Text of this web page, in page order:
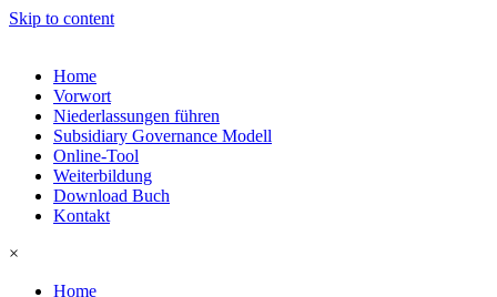
Skip to content
Home
Vorwort
Niederlassungen führen
Subsidiary Governance Modell
Online-Tool
Weiterbildung
Download Buch
Kontakt
×
Home